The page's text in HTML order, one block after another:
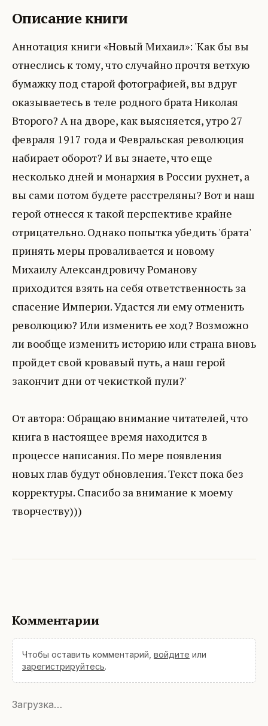
Описание книги
Аннотация книги «Новый Михаил»: 'Как бы вы
отнеслись к тому, что случайно прочтя ветхую
бумажку под старой фотографией, вы вдруг
оказываетесь в теле родного брата Николая
Второго? А на дворе, как выясняется, утро 27
февраля 1917 года и Февральская революция
набирает оборот? И вы знаете, что еще
несколько дней и монархия в России рухнет, а
вы сами потом будете расстреляны? Вот и наш
герой отнесся к такой перспективе крайне
отрицательно. Однако попытка убедить 'брата'
принять меры проваливается и новому
Михаилу Александровичу Романову
приходится взять на себя ответственность за
спасение Империи. Удастся ли ему отменить
революцию? Или изменить ее ход? Возможно
ли вообще изменить историю или страна вновь
пройдет свой кровавый путь, а наш герой
закончит дни от чекисткой пули?'
От автора: Обращаю внимание читателей, что
книга в настоящее время находится в
процессе написания. По мере появления
новых глав будут обновления. Текст пока без
корректуры. Спасибо за внимание к моему
творчеству)))
Комментарии
Чтобы оставить комментарий, войдите или
зарегистрируйтесь.
Загрузка…